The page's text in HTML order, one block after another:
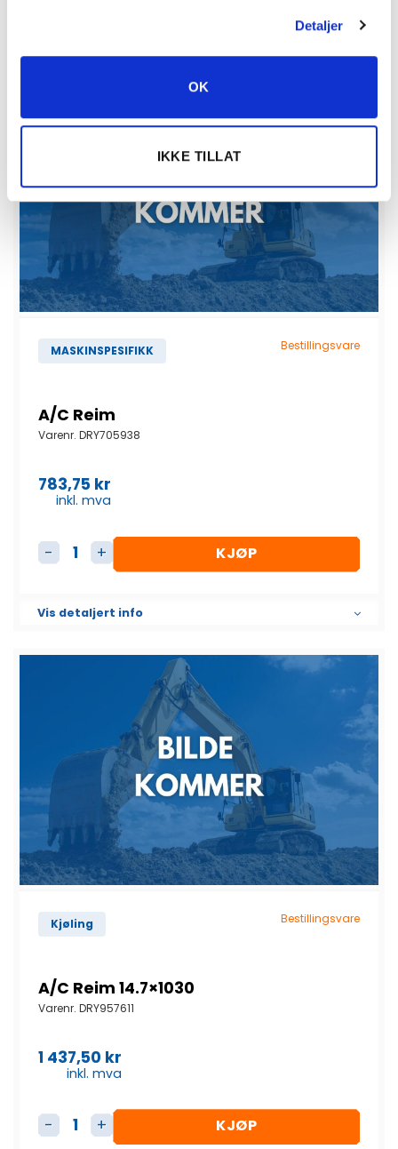
Detaljer
OK
IKKE TILLAT
MASKINSPESIFIKK Bestillingsvare
A/C Reim
Varenr. DRY705938
783,75 kr
inkl. mva
A/C Reim antall KJØP
Vis detaljert info
Kjøling Bestillingsvare
A/C Reim 14.7×1030
Varenr. DRY957611
1 437,50 kr
inkl. mva
A/C Reim 14.7x1030 antallKJØP